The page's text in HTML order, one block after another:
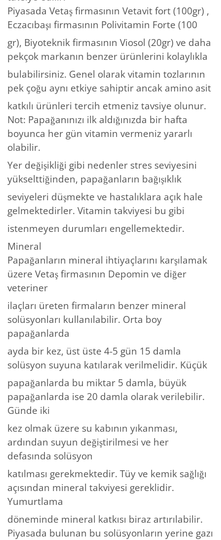
Piyasada Vetaş firmasının Vetavit fort (100gr) ,
Eczacıbaşı firmasının Polivitamin Forte (100
gr), Biyoteknik firmasının Viosol (20gr) ve daha
pekçok markanın benzer ürünlerini kolaylıkla
bulabilirsiniz. Genel olarak vitamin tozlarının
pek çoğu aynı etkiye sahiptir ancak amino asit
katkılı ürünleri tercih etmeniz tavsiye olunur.
Not: Papağanınızı ilk aldığınızda bir hafta
boyunca her gün vitamin vermeniz yararlı
olabilir.
Yer değişikliği gibi nedenler stres seviyesini
yükselttiğinden, papağanların bağışıklık
seviyeleri düşmekte ve hastalıklara açık hale
gelmektedirler. Vitamin takviyesi bu gibi
istenmeyen durumları engellemektedir.
Mineral
Papağanların mineral ihtiyaçlarını karşılamak
üzere Vetaş firmasının Depomin ve diğer
veteriner
ilaçları üreten firmaların benzer mineral
solüsyonları kullanılabilir. Orta boy
papağanlarda
ayda bir kez, üst üste 4-5 gün 15 damla
solüsyon suyuna katılarak verilmelidir. Küçük
papağanlarda bu miktar 5 damla, büyük
papağanlarda ise 20 damla olarak verilebilir.
Günde iki
kez olmak üzere su kabının yıkanması,
ardından suyun değiştirilmesi ve her
defasında solüsyon
katılması gerekmektedir. Tüy ve kemik sağlığı
açısından mineral takviyesi gereklidir.
Yumurtlama
döneminde mineral katkısı biraz artırılabilir.
Piyasada bulunan bu solüsyonların yerine gazı